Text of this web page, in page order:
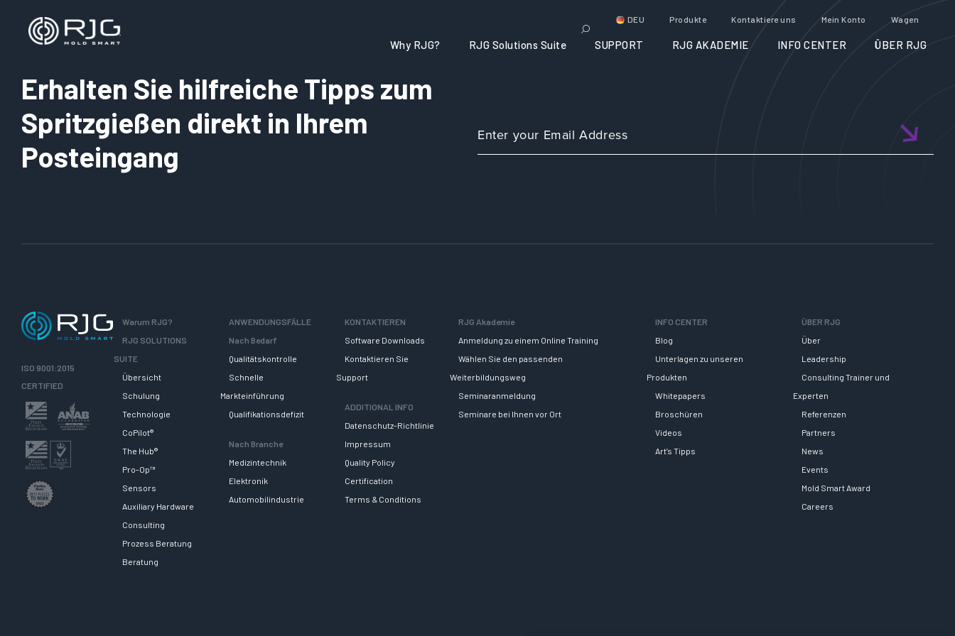
DEU Produkte Kontaktiere uns Mein Konto Wagen
Why RJG? RJG Solutions Suite SUPPORT RJG AKADEMIE INFO CENTER ÜBER RJG
Erhalten Sie hilfreiche Tipps zum
Spritzgießen direkt in Ihrem
Posteingang
ISO 9001:2015
CERTIFIED
Warum RJG?
RJG SOLUTIONS
SUITE
Übersicht
Schulung
Technologie
CoPilot®
The Hub®
Pro-Op™
Sensors
Auxiliary Hardware
Consulting
Prozess Beratung
Beratung
ANWENDUNGSFÄLLE
Nach Bedarf
Qualitätskontrolle
Schnelle
Markteinführung
Qualifikationsdefizit
Nach Branche
Medizintechnik
Elektronik
Automobilindustrie
KONTAKTIEREN
Software Downloads
Kontaktieren Sie
Support
ADDITIONAL INFO
Datenschutz-Richtlinie
Impressum
Quality Policy
Certification
Terms & Conditions
RJG Akademie
Anmeldung zu einem Online Training
Wählen Sie den passenden
Weiterbildungsweg
Seminaranmeldung
Seminare bei Ihnen vor Ort
INFO CENTER
Blog
Unterlagen zu unseren
Produkten
Whitepapers
Broschüren
Videos
Art’s Tipps
ÜBER RJG
Über
Leadership
Consulting Trainer und
Experten
Referenzen
Partners
News
Events
Mold Smart Award
Careers